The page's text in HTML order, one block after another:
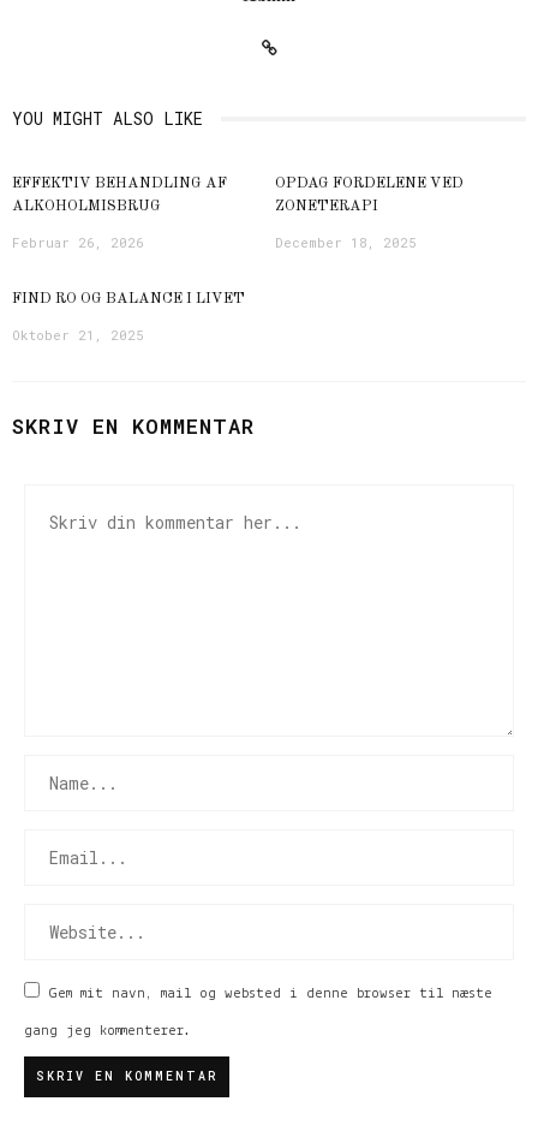
YOU MIGHT ALSO LIKE
EFFEKTIV BEHANDLING AF
ALKOHOLMISBRUG
Februar 26, 2026
OPDAG FORDELENE VED
ZONETERAPI
December 18, 2025
FIND RO OG BALANCE I LIVET
Oktober 21, 2025
SKRIV EN KOMMENTAR
Gem mit navn, mail og websted i denne browser til næste
gang jeg kommenterer.